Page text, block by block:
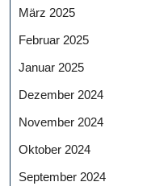
März 2025
Februar 2025
Januar 2025
Dezember 2024
November 2024
Oktober 2024
September 2024